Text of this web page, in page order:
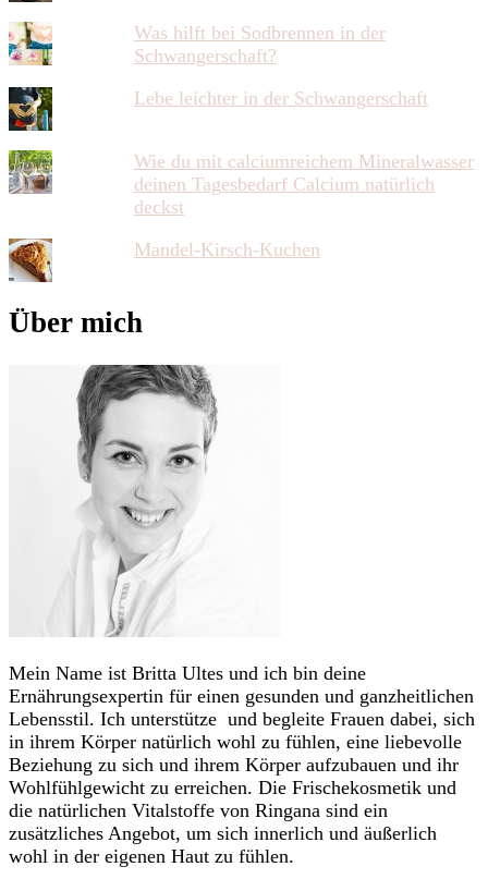
Was hilft bei Sodbrennen in der
Schwangerschaft?
Lebe leichter in der Schwangerschaft
Wie du mit calciumreichem Mineralwasser
deinen Tagesbedarf Calcium natürlich
deckst
Mandel-Kirsch-Kuchen
Über mich
Mein Name ist Britta Ultes und ich bin deine
Ernährungsexpertin für einen gesunden und ganzheitlichen
Lebensstil. Ich unterstütze und begleite Frauen dabei, sich
in ihrem Körper natürlich wohl zu fühlen, eine liebevolle
Beziehung zu sich und ihrem Körper aufzubauen und ihr
Wohlfühlgewicht zu erreichen. Die Frischekosmetik und
die natürlichen Vitalstoffe von Ringana sind ein
zusätzliches Angebot, um sich innerlich und äußerlich
wohl in der eigenen Haut zu fühlen.